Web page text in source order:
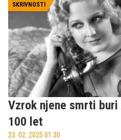
Hrvaške in se spraševali
rođenjaaaaaa?", a na
novosti.
SKRIVNOSTI
Vzrok njene smrti buri
100 let
23. 02. 2025 01.30